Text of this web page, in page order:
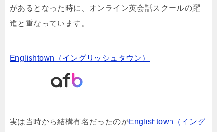
があるとなった時に、オンライン英会話スクールの躍
進と重なっています。
Englishtown（イングリッシュタウン）
実は当時から結構有名だったのがEnglishtown（イング